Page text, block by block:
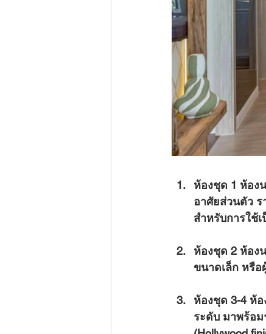
ห้องชุด 1 ห้อง
อาศัยส่วนตัว
สำหรับการใช้
ห้องชุด 2 ห้อง
ขนาดเล็ก หรื
ห้องชุด 3-4 ห้
ระดับ มาพร้อม